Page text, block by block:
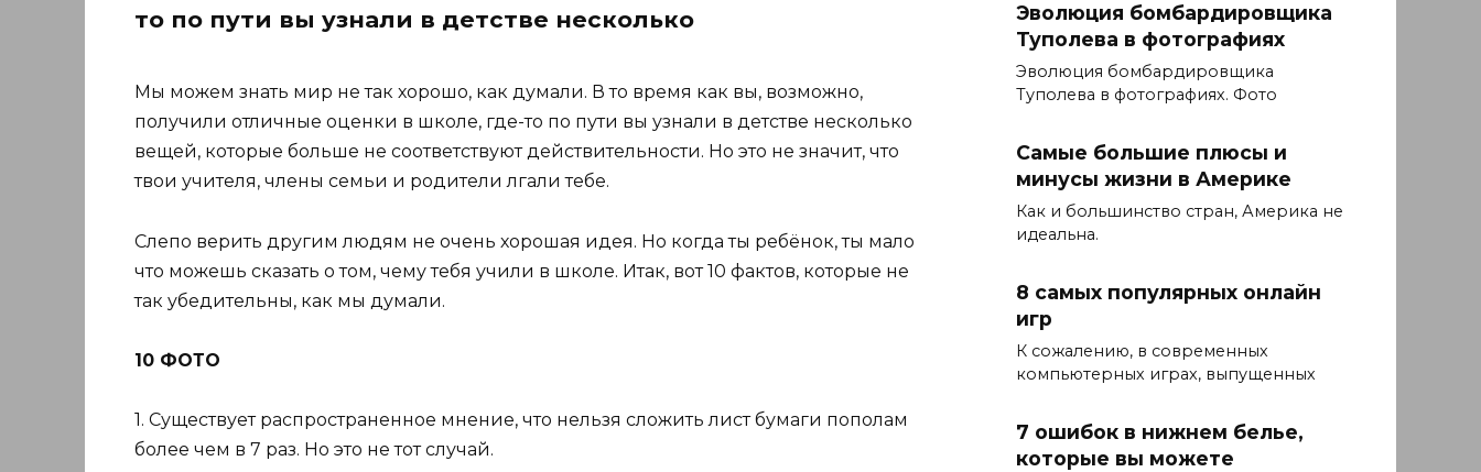
то по пути вы узнали в детстве несколько
Мы можем знать мир не так хорошо, как думали. В то время как вы, возможно,
получили отличные оценки в школе, где-то по пути вы узнали в детстве несколько
вещей, которые больше не соответствуют действительности. Но это не значит, что
твои учителя, члены семьи и родители лгали тебе.
Слепо верить другим людям не очень хорошая идея. Но когда ты ребёнок, ты мало
что можешь сказать о том, чему тебя учили в школе. Итак, вот 10 фактов, которые не
так убедительны, как мы думали.
10 ФОТО
1. Существует распространенное мнение, что нельзя сложить лист бумаги пополам
более чем в 7 раз. Но это не тот случай.
Эволюция бомбардировщика
Туполева в фотографиях
Эволюция бомбардировщика
Туполева в фотографиях. Фото
Самые большие плюсы и
минусы жизни в Америке
Как и большинство стран, Америка не
идеальна.
8 самых популярных онлайн
игр
К сожалению, в современных
компьютерных играх, выпущенных
7 ошибок в нижнем белье,
которые вы можете